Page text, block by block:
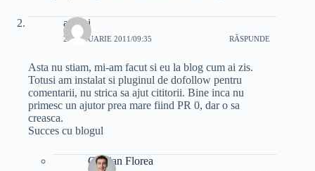
andrei
26 IANUARIE 2011/09:35 RĂSPUNDE
Asta nu stiam, mi-am facut si eu la blog cum ai zis.
Totusi am instalat si pluginul de dofollow pentru
comentarii, nu strica sa ajut cititorii. Bine inca nu
primesc un ajutor prea mare fiind PR 0, dar o sa
creasca.
Succes cu blogul
Cristian Florea